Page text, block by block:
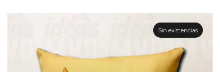
Sin existencias